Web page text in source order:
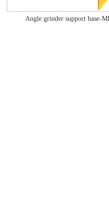
Angle grinder support base-